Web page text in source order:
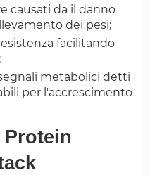
causati da il danno
dei pesi;
facilitando
metabolici detti
per l'accrescimento